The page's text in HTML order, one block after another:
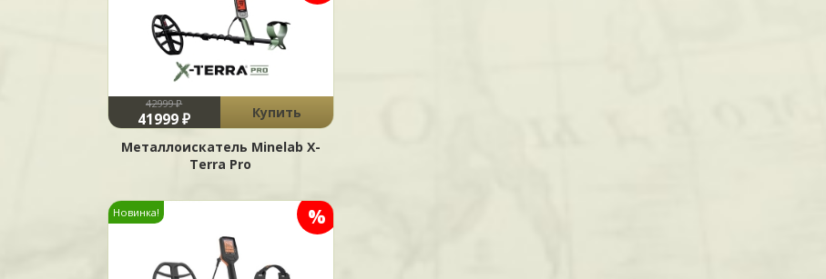
42999 ₽
41999 ₽
Купить
Металлоискатель Minelab X-
Terra Pro
%
Новинка!